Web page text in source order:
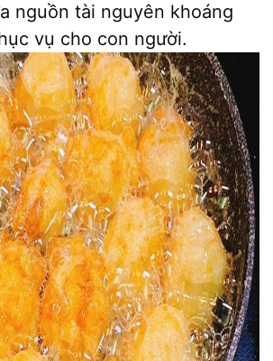
nguồn tài nguyên khoáng
vụ cho con người.